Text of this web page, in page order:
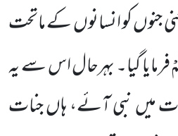
جنوں کو انسانوں کے ماتحت
فرمایا گیا۔ بہرحال اس سے یہ
میں نبی آئے، ہاں جنات